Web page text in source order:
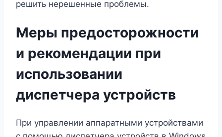
решить нерешенные проблемы.
Меры предосторожности
и рекомендации при
использовании
диспетчера устройств
При управлении аппаратными устройствами